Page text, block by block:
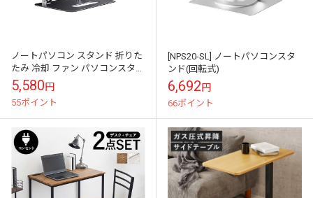
ノートパソコン スタンド 折りた
たみ 冷却 ファン パソコンスタン
ド 15インチ 17インチ ノート PC
スタンド アルミ合金製 ...
5,580円
55ポイント
[NPS20-SL] ノートパソコンスタ
ンド(回転式)
6,692円
66ポイント